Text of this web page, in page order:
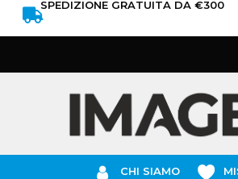
SPEDIZIONE GRATUITA DA €300
CHI SIAMO